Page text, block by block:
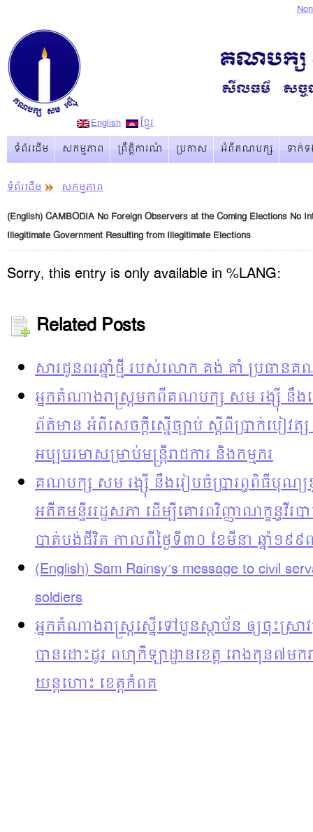
English
ខ្មែរ
ទំព័រដើម
សកម្មភាព ព្រឹត្ដិការណ៏ ប្រកាស អំពីគណបក្ស ទាក់
ទំព័រដើម
សកម្មភាព
(English) CAMBODIA No Foreign Observers at the Coming Elections No
Illegitimate Government Resulting from Illegitimate Elections
Sorry, this entry is only available in %LANG:
Related Posts
សារជូនពរឆ្នាំថ្មី របស់លោក គង់ គាំ ប្រធាន
អ្នកតំណាងរាស្រ្តមកពីគណបក្ស សម រង្ស៊ី នឹង
ព័ត៌មាន អំពីសេចក្តីស្នើច្បាប់ ស្តីពីប្រាក់បៀវត្
អប្បបរមាសម្រាប់មន្រ្តីរាជការ និងកម្មករ
គណបក្ស សម រង្ស៊ី នឹងរៀបចំប្រារព្ធពិធីបុ
អតីតមន្ទីររដ្ឋសភា ដើម្បីគោរពវិញ្ញាណក្ខន្ធវីរ
បាត់បង់ជីវិត កាលពីថ្ងៃទី៣០ ខែមីនា ឆ្នាំ១៩
(English) Sam Rainsy’s message to civil
soldiers
អ្នកតំណាងរាស្រ្តស្នើទៅបួនស្ថាប័ន ឲ្យចុះស្រា
បានដោះដូរ ពហុកីឡាដ្ឋានខេត្ត រោងកុន៧មក
យន្តហោះ​ ខេត្តកំពត